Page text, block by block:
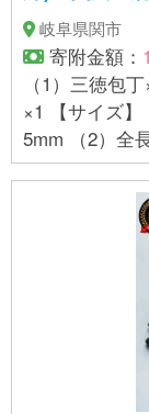
岐阜県関市
寄附金額：
（1）三徳包
×1 【サイズ】 （1）全長：約295mm、刃渡り：約16
5mm （2）全
（3）全長：
（1）約104g
材：刃物用特